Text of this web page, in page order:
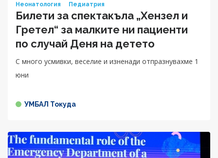
Неонатология
Педиатрия
Билети за спектакъла „Хензел и
Гретел“ за малките ни пациенти
по случай Деня на детето
С много усмивки, веселие и изненади отпразнувахме 1
юни
УМБАЛ Токуда